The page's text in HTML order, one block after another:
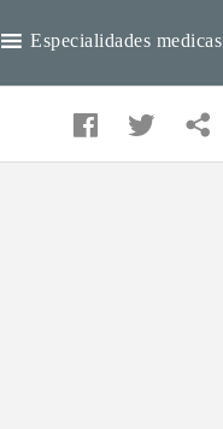
Especialidades medicas